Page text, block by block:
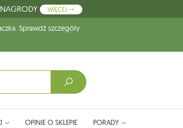
WIĘCEJ
Sprawdź szczegóły
OPINIE O SKLEPIE PORADY